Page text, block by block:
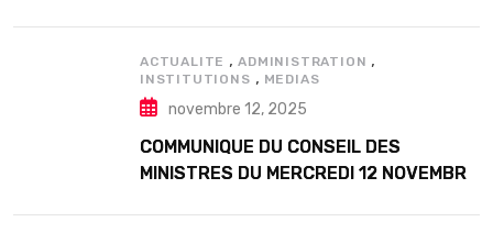
ACTUALITE ,ADMINISTRATION ,
INSTITUTIONS , MEDIAS
novembre 12, 2025
COMMUNIQUE DU CONSEIL DES
MINISTRES DU MERCREDI 12 NOVEMBRE